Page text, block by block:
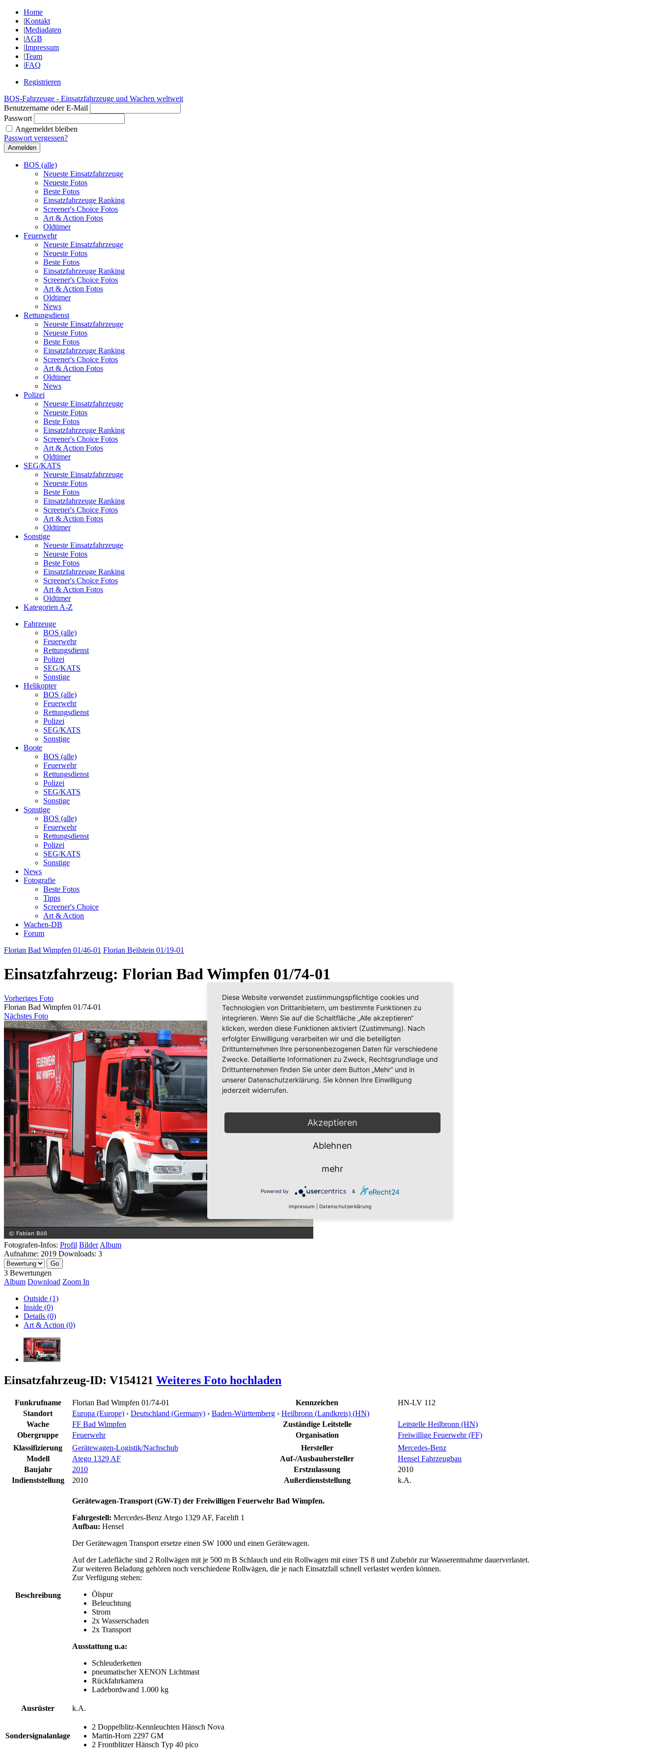
Home
|Kontakt
|Mediadaten
|AGB
|Impressum
|Team
|FAQ
Registrieren
BOS-Fahrzeuge - Einsatzfahrzeuge und Wachen weltweit
Benutzername oder E-Mail
Passwort
Angemeldet bleiben
Passwort vergessen?
BOS (alle)
Neueste Einsatzfahrzeuge
Neueste Fotos
Beste Fotos
Einsatzfahrzeuge Ranking
Screener's Choice Fotos
Art & Action Fotos
Oldtimer
Feuerwehr
Neueste Einsatzfahrzeuge
Neueste Fotos
Beste Fotos
Einsatzfahrzeuge Ranking
Screener's Choice Fotos
Art & Action Fotos
Oldtimer
News
Rettungsdienst
Neueste Einsatzfahrzeuge
Neueste Fotos
Beste Fotos
Einsatzfahrzeuge Ranking
Screener's Choice Fotos
Art & Action Fotos
Oldtimer
News
Polizei
Neueste Einsatzfahrzeuge
Neueste Fotos
Beste Fotos
Einsatzfahrzeuge Ranking
Screener's Choice Fotos
Art & Action Fotos
Oldtimer
SEG/KATS
Neueste Einsatzfahrzeuge
Neueste Fotos
Beste Fotos
Einsatzfahrzeuge Ranking
Screener's Choice Fotos
Art & Action Fotos
Oldtimer
Sonstige
Neueste Einsatzfahrzeuge
Neueste Fotos
Beste Fotos
Einsatzfahrzeuge Ranking
Screener's Choice Fotos
Art & Action Fotos
Oldtimer
Kategorien A-Z
Fahrzeuge
BOS (alle)
Feuerwehr
Rettungsdienst
Polizei
SEG/KATS
Sonstige
Helikopter
BOS (alle)
Feuerwehr
Rettungsdienst
Polizei
SEG/KATS
Sonstige
Boote
BOS (alle)
Feuerwehr
Rettungsdienst
Polizei
SEG/KATS
Sonstige
Sonstige
BOS (alle)
Feuerwehr
Rettungsdienst
Polizei
SEG/KATS
Sonstige
News
Fotografie
Beste Fotos
Tipps
Screener's Choice
Art & Action
Wachen-DB
Forum
Florian Bad Wimpfen 01/46-01 Florian Beilstein 01/19-01
Einsatzfahrzeug: Florian Bad Wimpfen 01/74-01
Vorheriges Foto
Florian Bad Wimpfen 01/74-01
Nächstes Foto
Fotografen-Infos: Profil Bilder Album
Aufnahme: 2019 Downloads: 3
3 Bewertungen
Album Download Zoom In
Outside (1)
Inside (0)
Details (0)
Art & Action (0)
Einsatzfahrzeug-ID: V154121 Weiteres Foto hochladen
Funkrufname Florian Bad Wimpfen 01/74-01 Kennzeichen
HN-LV 112
Standort
Europa (Europe) › Deutschland (Germany) › Baden-Württemberg › Heilbronn (Landkreis) (HN)
Wache
FF Bad Wimpfen Zuständige Leitstelle
Leitstelle Heilbronn (HN)
Obergruppe
Feuerwehr Organisation
Freiwillige Feuerwehr (FF)
Klassifizierung
Gerätewagen-Logistik/Nachschub Hersteller
Mercedes-Benz
Modell
Atego 1329 AF Auf-/Ausbauhersteller
Hensel Fahrzeugbau
Baujahr
2010 Erstzulassung
2010
Indienststellung
2010 Außerdienststellung k.A.
Beschreibung
Gerätewagen-Transport (GW-T) der Freiwilligen Feuerwehr Bad Wimpfen.
Fahrgestell: Mercedes-Benz Atego 1329 AF, Facelift 1
Aufbau: Hensel
Der Gerätewagen Transport ersetze einen SW 1000 und einen Gerätewagen.
Auf der Ladefläche sind 2 Rollwägen mit je 500 m B Schlauch und ein Rollwagen mit einer TS 8 und Zubehör zur Wasserentnahme dauerverlastet.
Zur weiteren Beladung gehören noch verschiedene Rollwägen, die je nach Einsatzfall schnell verlastet werden können.
Zur Verfügung stehen:
Ölspur
Beleuchtung
Strom
2x Wasserschaden
2x Transport
Ausstattung u.a:
Schleuderketten
pneumatischer XENON Lichtmast
Rückfahrkamera
Ladebordwand 1.000 kg
Ausrüster k.A.
Sondersignalanlage
2 Doppelblitz-Kennleuchten Hänsch Nova
Martin-Horn 2297 GM
2 Frontblitzer Hänsch Typ 40 pico
Diese Website verwendet zustimmungspflichtige cookies und
Technologien von Drittanbietern, um bestimmte Funktionen zu
integrieren. Wenn Sie auf die Schaltfläche „Alle akzeptieren“
klicken, werden diese Funktionen aktiviert (Zustimmung). Nach
erfolgter Einwilligung verarbeiten wir und die beteiligten
Drittunternehmen Ihre personenbezogenen Daten für verschiedene
Zwecke. Detaillierte Informationen zu Zweck, Rechtsgrundlage und
Drittunternehmen finden Sie unter dem Button „Mehr“ und in
unserer Datenschutzerklärung. Sie können Ihre Einwilligung
jederzeit widerrufen.
Akzeptieren
Ablehnen
mehr
Powered by &
Impressum Datenschutzerklärung